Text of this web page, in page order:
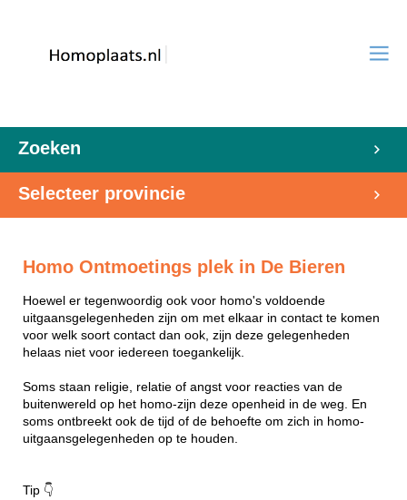
Zoeken
Selecteer provincie
Homo Ontmoetings plek in De Bieren
Hoewel er tegenwoordig ook voor homo's voldoende
uitgaansgelegenheden zijn om met elkaar in contact te komen
voor welk soort contact dan ook, zijn deze gelegenheden
helaas niet voor iedereen toegankelijk.
Soms staan religie, relatie of angst voor reacties van de
buitenwereld op het homo-zijn deze openheid in de weg. En
soms ontbreekt ook de tijd of de behoefte om zich in homo-
uitgaansgelegenheden op te houden.
Tip 👇